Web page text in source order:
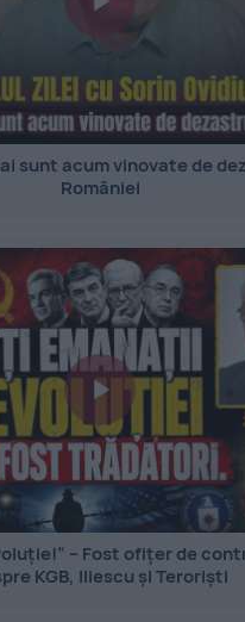
sunt acum vinovate de
României
– Fost ofițer de
KGB, Iliescu și Teroriști